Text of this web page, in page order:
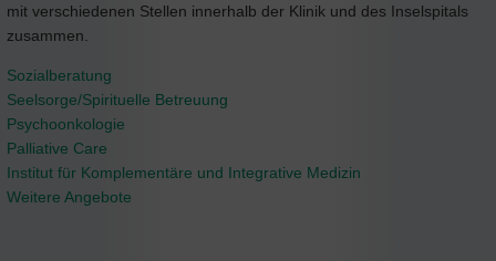
mit verschiedenen Stellen innerhalb der Klinik und des Inselspitals
zusammen.
Sozialberatung
Seelsorge/Spirituelle Betreuung
Psychoonkologie
Palliative Care
Institut für Komplementäre und Integrative Medizin
Weitere Angebote